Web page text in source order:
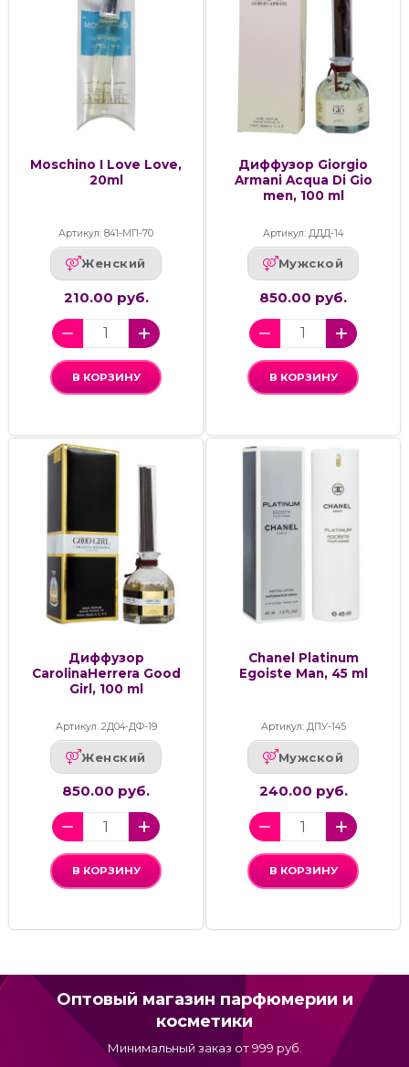
Moschino I Love Love,
20ml
Артикул: 841-МП-70
Женский
210.00 руб.
В КОРЗИНУ
Диффузор Giorgio
Armani Acqua Di Gio
men, 100 ml
Артикул: ДДД-14
Мужской
850.00 руб.
В КОРЗИНУ
Диффузор
CarolinaHerrera Good
Girl, 100 ml
Артикул: 2Д04-ДФ-19
Женский
850.00 руб.
В КОРЗИНУ
Chanel Platinum
Egoiste Man, 45 ml
Артикул: ДПУ-145
Мужской
240.00 руб.
В КОРЗИНУ
Оптовый магазин парфюмерии и
косметики
Минимальный заказ от 999 руб.